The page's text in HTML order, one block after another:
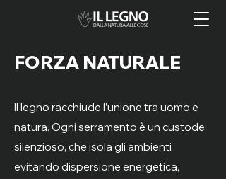
FORZA NATURALE
Il legno racchiude l’unione tra uomo e
natura. Ogni serramento è un custode
silenzioso, che isola gli ambienti
evitando dispersione energetica,